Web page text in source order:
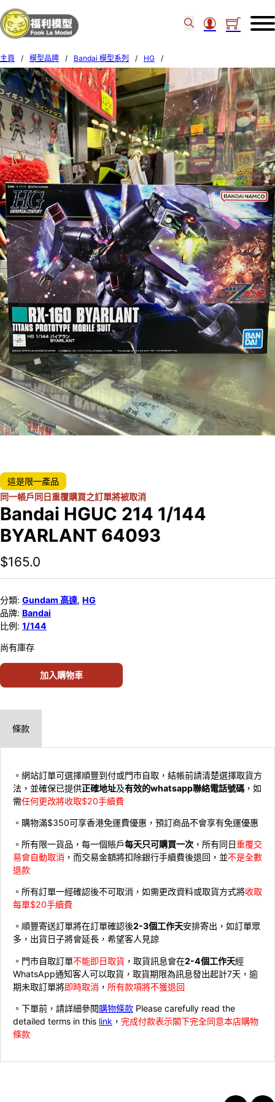
主頁 / 模型品牌 / Bandai 模型系列 / HG
/
Bandai HGUC 214 1/144 BYARLANT 64093
這是限一產品
同一帳戶同日重覆購買之訂單將被取消
Bandai HGUC 214 1/144
BYARLANT 64093
$165.0
分類: Gundam 高達, HG
品牌: Bandai
比例: 1/144
尚有庫存
加入購物車
條款
。網站訂單可選擇順豐到付或門市自取，結帳前請清楚選擇取貨方
法，並確保已提供正確地址及有效的whatsapp聯絡電話號碼 ，如
需任何更改將收取$20手續費
。購物滿$350可享香港免運費優惠，預訂商品不會享有免運優惠
。所有限一貨品，每一個賬戶每天只可購買一次 ，所有同日重覆交
易會自動取消 ，而交易金額將扣除銀行手續費後退回，並不是全數
退款
。所有訂單一經確認後不可取消，如需更改資料或取貨方式將收取
每單$20手續費
。順豐寄送訂單將在訂單確認後2-3個工作天安排寄出，如訂單眾
多，出貨日子將會延長，希望客人見諒
。門市自取訂單不能即日取貨 ，取貨訊息會在2-4個工作天經
WhatsApp通知客人可以取貨，取貨期限為訊息發出起計7天，逾
期未取訂單將即時取消 ， 所有款項將不獲退回
。下單前，請詳細參閱購物條款 Please carefully read the
detailed terms in this link ， 完成付款表示閣下完全同意本店購物
條款